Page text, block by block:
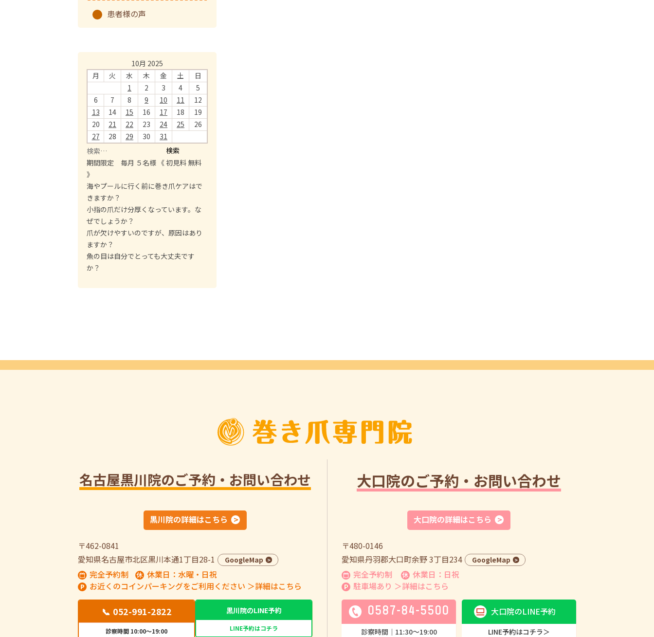
患者様の声
10月 2025
月
火 水 木 金 土
日
1
2 3 4
5
6
7 8 9 10 11
12
13
14 15 16 17 18
19
20
21 22 23 24 25
26
27
28 29 30
31
検
索
:
期間限定 毎月 ５名様 《 初見料 無料
》
海やプールに行く前に巻き爪ケアはで
きますか？
小指の爪だけ分厚くなっています。な
ぜでしょうか？
爪が欠けやすいのですが、原因はあり
ますか？
魚の目は自分でとっても大丈夫です
か？
名古屋黒川院のご予約・お問い合わせ
黒川院の詳細はこちら
〒462-0841
愛知県名古屋市北区黒川本通1丁目28-1
GoogleMap
完全予約制
休業日：水曜・日祝
お近くのコインパーキングをご利用ください ＞詳細はこちら
📞 052-991-2822
診察時間 10:00～19:00
黒川院のLINE予約
LINE予約はコチラ
大口院のご予約・お問い合わせ
大口院の詳細はこちら
〒480-0146
愛知県丹羽郡大口町余野 3丁目234
GoogleMap
完全予約制
休業日：日祝
駐車場あり ＞詳細はこちら
0587-84-5500
診察時間｜ 11:30〜19:00
大口院のLINE予約
LINE予約はコチラ＞